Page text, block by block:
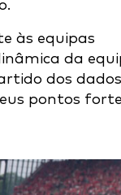
às equipas
da
dos
pontos